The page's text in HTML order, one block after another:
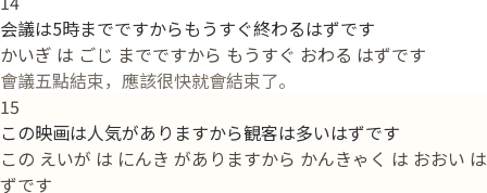
会議は5時までですからもうすぐ終わるはずです
かいぎ は ごじ までですから もうすぐ おわる はずです
會議五點結束，應該很快就會結束了。
15
この映画は人気がありますから観客は多いはずです
この えいが は にんき がありますから かんきゃく は おおい は
ずです